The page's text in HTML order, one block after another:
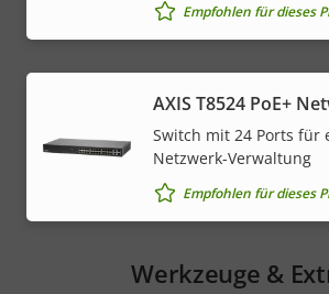
Empfohlen für dieses
AXIS T8524 PoE+
Switch mit 24 Ports für
Netzwerk-Verwaltung
Empfohlen für dieses
Werkzeuge &